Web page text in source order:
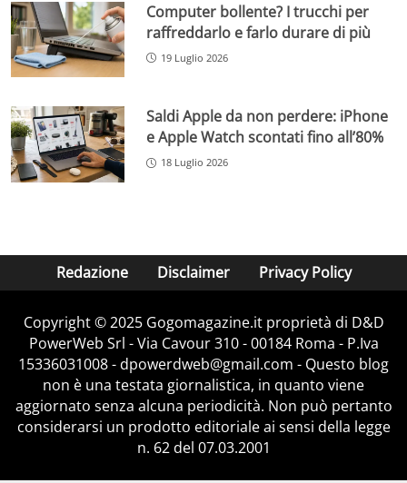
Computer bollente? I trucchi per
raffreddarlo e farlo durare di più
19 Luglio 2026
Saldi Apple da non perdere: iPhone
e Apple Watch scontati fino all’80%
18 Luglio 2026
Redazione Disclaimer Privacy Policy
Copyright © 2025 Gogomagazine.it proprietà di D&D
PowerWeb Srl - Via Cavour 310 - 00184 Roma - P.Iva
15336031008 - dpowerdweb@gmail.com - Questo blog
non è una testata giornalistica, in quanto viene
aggiornato senza alcuna periodicità. Non può pertanto
considerarsi un prodotto editoriale ai sensi della legge
n. 62 del 07.03.2001